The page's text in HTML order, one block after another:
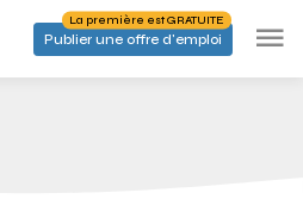
Publier une offre d'emploi
La première est GRATUITE
Joboto